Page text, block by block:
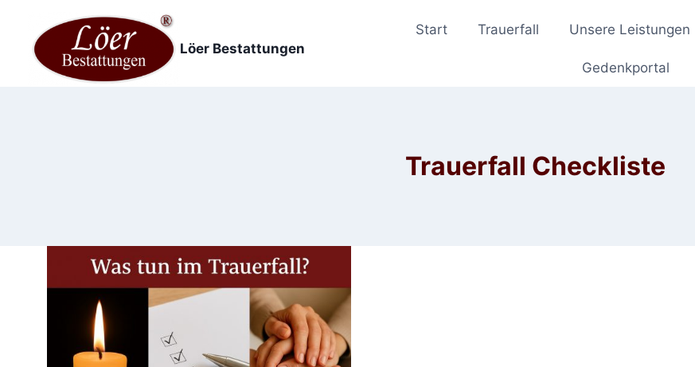
springen
Löer Bestattungen
Start Trauerfall Unsere Leistungen
Gedenkportal
Trauerfall Checkliste